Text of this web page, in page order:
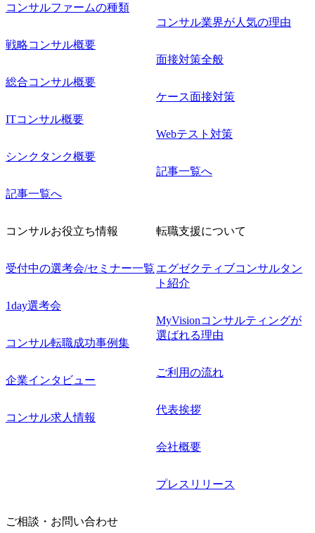
コンサルファームの種類
戦略コンサル概要
総合コンサル概要
ITコンサル概要
シンクタンク概要
記事一覧へ
コンサル業界が人気の理由
面接対策全般
ケース面接対策
Webテスト対策
記事一覧へ
コンサルお役立ち情報
受付中の選考会/セミナー一覧
1day選考会
コンサル転職成功事例集
企業インタビュー
コンサル求人情報
転職支援について
エグゼクティブコンサルタン
ト紹介
MyVisionコンサルティングが
選ばれる理由
ご利用の流れ
代表挨拶
会社概要
プレスリリース
ご相談・お問い合わせ